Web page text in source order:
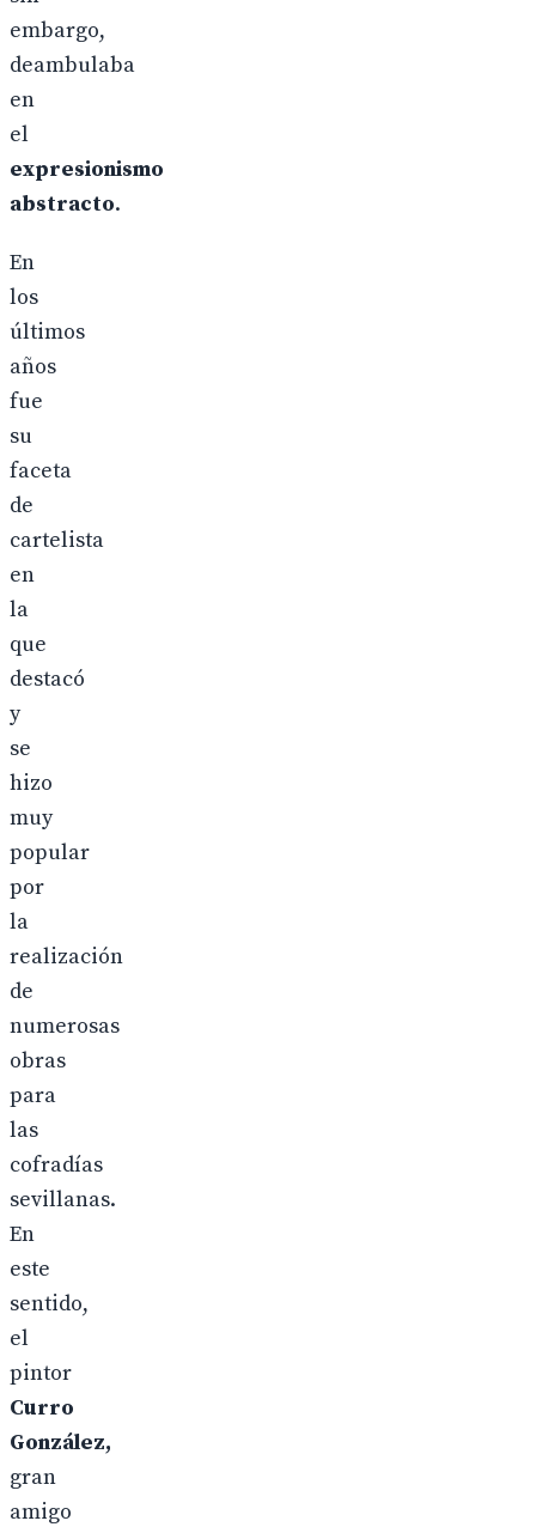
embargo,
deambulaba
en
el
expresionismo
abstracto.
En
los
últimos
años
fue
su
faceta
de
cartelista
en
la
que
destacó
y
se
hizo
muy
popular
por
la
realización
de
numerosas
obras
para
las
cofradías
sevillanas.
En
este
sentido,
el
pintor
Curro
González,
gran
amigo